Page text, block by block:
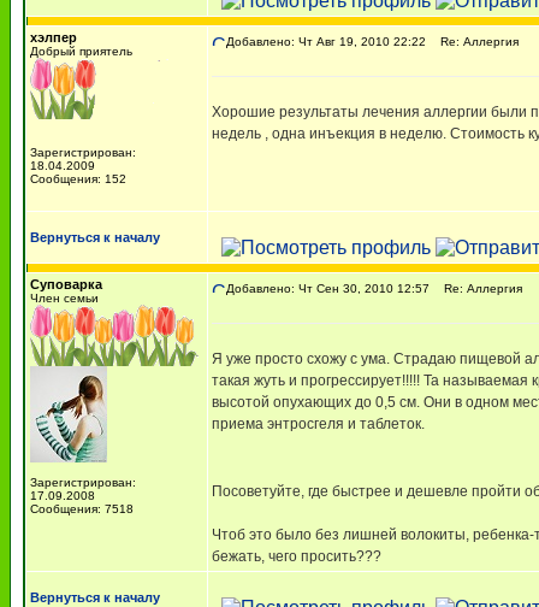
хэлпер
Добрый приятель
Зарегистрирован:
18.04.2009
Сообщения: 152
Добавлено: Чт Авг 19, 2010 22:22 Re: Аллергия
Хорошие результаты лечения аллергии были
недель , одна инъекция в неделю. Стоимость
Вернуться к началу
Суповарка
Член семьи
Зарегистрирован:
17.09.2008
Сообщения: 7518
Добавлено: Чт Сен 30, 2010 12:57 Re: Аллергия
Я уже просто схожу с ума. Страдаю пищевой
такая жуть и прогрессирует!!!!! Та
высотой опухающих до 0,5 см. Они в одном
приема энтросгеля и таблеток.
Посоветуйте, где быстрее и дешевле пройти
Чтоб это было без лишней волокиты,
бежать, чего просить???
Вернуться к началу